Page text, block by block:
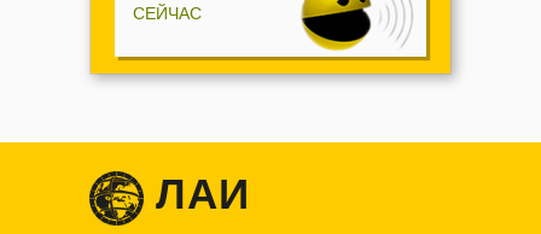
СЕЙЧАС
ЛАИ